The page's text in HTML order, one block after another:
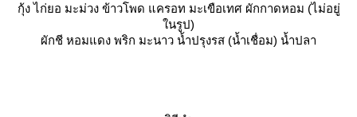
กุ้ง ไก่ยอ มะม่วง ข้าวโพด แครอท มะเขือเทศ ผักกาดหอม (ไม่อยู่
นรูป)
ผักชี หอมแดง พริก มะนาว น้ำปรุงรส (น้ำเชื่อม) น้ำปลา